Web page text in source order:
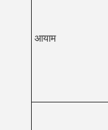
आयाम